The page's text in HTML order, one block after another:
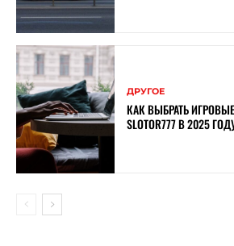
ДРУГОЕ
КАК ВЫБРАТЬ
SLOTOR777 В 2025